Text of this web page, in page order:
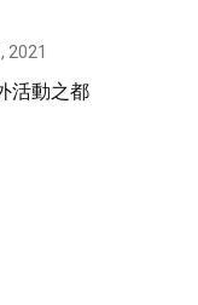
2021
活動之都